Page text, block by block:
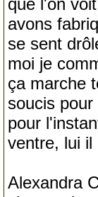
que l'on
avons
se sent
moi je
ça marche
soucis
pour
ventre, lui il
Alexandra